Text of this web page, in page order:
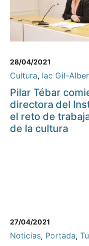
28/04/2021
Cultura, Iac Gil-
Pilar Tébar
directora del
el reto de
de la cultura
27/04/2021
Noticias, Portada,